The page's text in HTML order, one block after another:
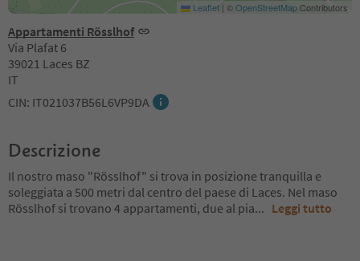
Appartamenti Rösslhof
Via Plafat 6
39021 Laces BZ
IT
CIN: IT021037B56L6VP9DA
Leaflet | ©OpenStreetMapContributors
Descrizione
Il nostro maso "Rösslhof" si trova in posizione tranquilla e
soleggiata a 500 metri dal centro del paese di Laces. Nel maso
Rösslhof si trovano 4 appartamenti, due al pia... Leggi tutto